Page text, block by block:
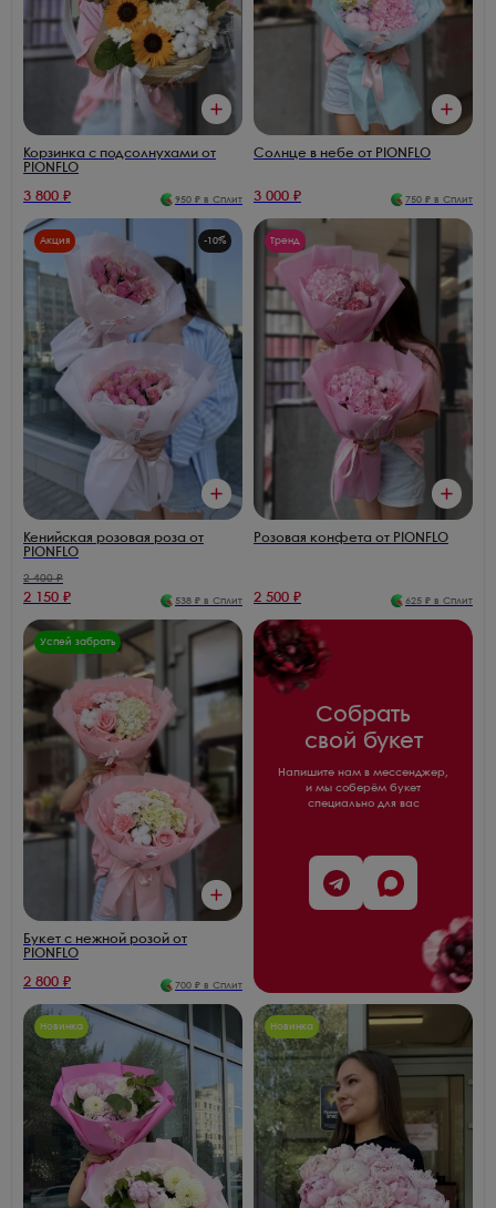
Корзинка с подсолнухами от
PIONFLO
3 800 ₽ 950 ₽ в Сплит
Солнце в небе от PIONFLO
3 000 ₽ 750 ₽ в Сплит
Акция -10%
Кенийская розовая роза от
PIONFLO
2 400₽
2 150 ₽ 538 ₽ в Сплит
Тренд
Розовая конфета от PIONFLO
2 500 ₽ 625 ₽ в Сплит
Успей забрать
Букет с нежной розой от
PIONFLO
2 800 ₽ 700 ₽ в Сплит
Собрать
свой букет
Напишите нам в мессенджер,
и мы соберём букет
специально для вас
Новинка Новинка